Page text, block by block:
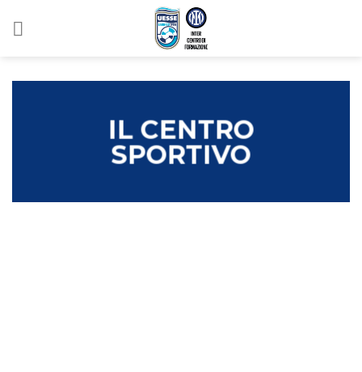
IL CENTRO
SPORTIVO